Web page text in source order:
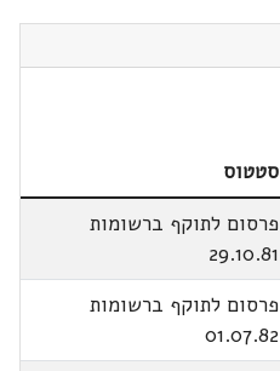
סטטוס
פרסום לתוקף ברשומות
29.10.81
פרסום לתוקף ברשומות
01.07.82